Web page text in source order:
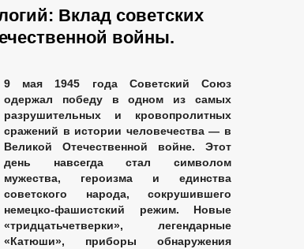
Вклад советских
войны.
9 мая 1945 года Советский Союз
одержал победу в одном из самых
разрушительных и кровопролитных
сражений в истории человечества— в
Великой Отечественной войне. Этот
день навсегда стал символом
мужества, героизма и единства
советского народа, сокрушившего
немецко-фашистский режим. Новые
«тридцатьчетверки», легендарные
«Катюши», приборы обнаружения